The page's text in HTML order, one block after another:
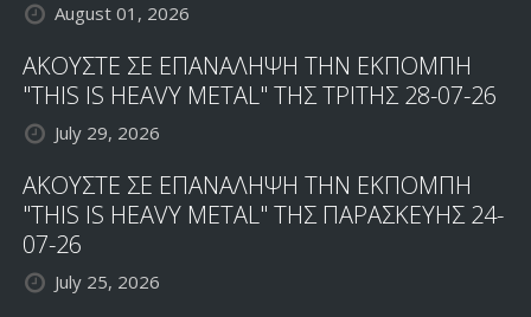
August 01, 2026
ΑΚΟΥΣΤΕ ΣΕ ΕΠΑΝΑΛΗΨΗ ΤΗΝ ΕΚΠΟΜΠΗ
"THIS IS HEAVY METAL" ΤΗΣ ΤΡΙΤΗΣ 28-07-26
July 29, 2026
ΑΚΟΥΣΤΕ ΣΕ ΕΠΑΝΑΛΗΨΗ ΤΗΝ ΕΚΠΟΜΠΗ
"THIS IS HEAVY METAL" ΤΗΣ ΠΑΡΑΣΚΕΥΗΣ 24-
07-26
July 25, 2026